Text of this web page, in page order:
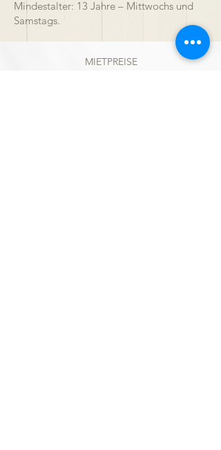
Mindestalter: 13 Jahre – Mittwochs und
Samstags.
MIETPREISE